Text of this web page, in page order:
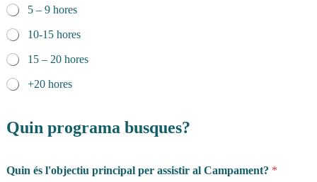
5 – 9 hores
10-15 hores
15 – 20 hores
+20 hores
Quin programa busques?
Quin és l'objectiu principal per assistir al Campament? *